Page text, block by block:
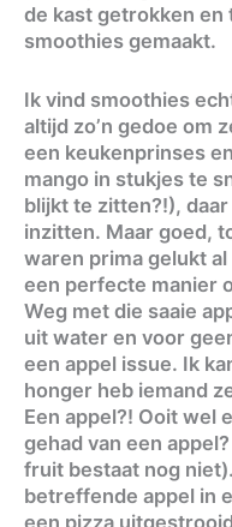
de kast getrokken
smoothies gemaakt.
Ik vind smoothies
altijd zo’n gedoe om
een keukenprinses
mango in stukjes te
blijkt te zitten?!),
inzitten. Maar goed,
waren prima gelukt
een perfecte manier
Weg met die saaie
uit water en voor
een appel issue. Ik
honger heb iemand
Een appel?! Ooit wel
gehad van een
fruit bestaat nog
betreffende appel in
een pizza